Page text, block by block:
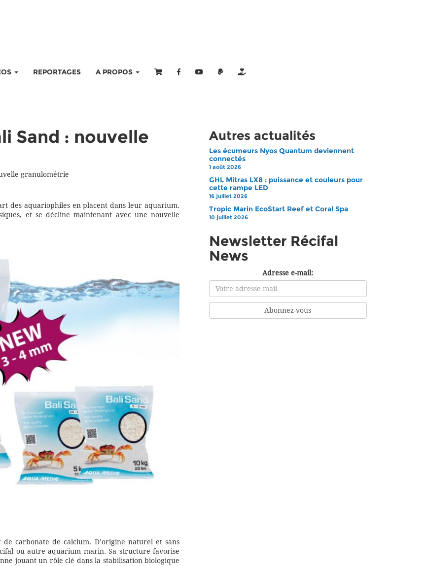
REPORTAGES A PROPOS
Sand : nouvelle
granulométrie
des aquariophiles en placent dans leur aquarium.
et se décline maintenant avec une nouvelle
carbonate de calcium. D’origine naturel et sans
ou autre aquarium marin. Sa structure favorise
jouant un rôle clé dans la stabilisation biologique
Autres actualités
Les écumeurs Nyos Quantum deviennent
connectés
1 août 2026
GHL Mitras LX8 : puissance et couleurs pour
cette rampe LED
16 juillet 2026
Tropic Marin EcoStart Reef et Coral Spa
10 juillet 2026
Newsletter Récifal
News
Adresse e-mail: